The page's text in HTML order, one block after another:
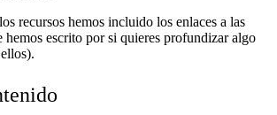
recursos hemos incluido los enlaces a las
hemos escrito por si quieres profundizar algo